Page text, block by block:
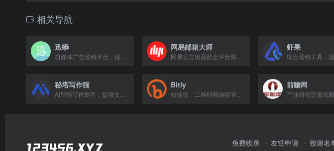
相关导航
迅蟒 网易邮箱大师 虾果
秘塔写作猫 Bitly 前瞻网
免费收录 友链申请 致谢名